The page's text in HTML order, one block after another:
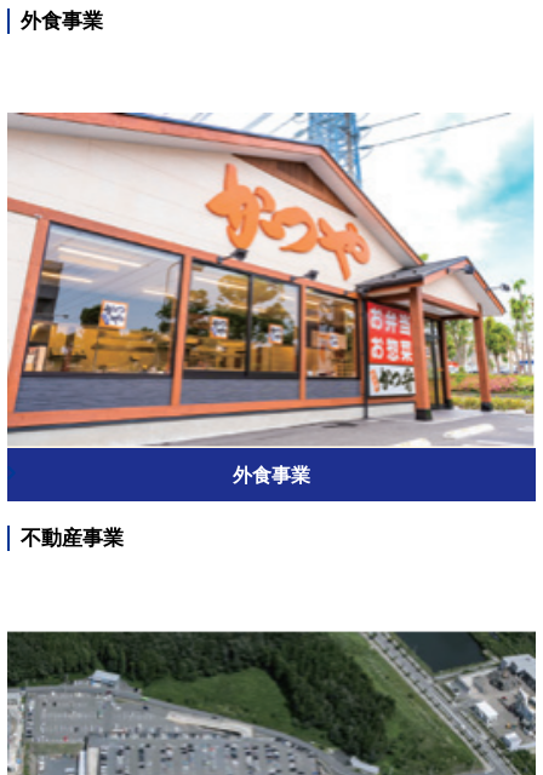
外食事業
外食事業
不動産事業